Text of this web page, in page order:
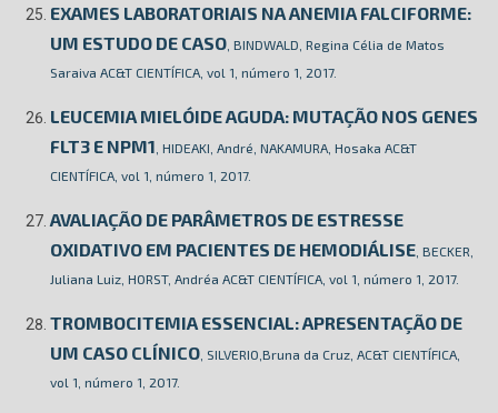
EXAMES LABORATORIAIS NA ANEMIA FALCIFORME:
UM ESTUDO DE CASO , BINDWALD, Regina Célia de Matos
Saraiva AC&T CIENTÍFICA, vol 1, número 1, 2017.
LEUCEMIA MIELÓIDE AGUDA: MUTAÇÃO NOS GENES
FLT3 E NPM1 , HIDEAKI, André, NAKAMURA, Hosaka AC&T
CIENTÍFICA, vol 1, número 1, 2017.
AVALIAÇÃO DE PARÂMETROS DE ESTRESSE
OXIDATIVO EM PACIENTES DE HEMODIÁLISE , BECKER,
Juliana Luiz, HORST, Andréa AC&T CIENTÍFICA, vol 1, número 1, 2017.
TROMBOCITEMIA ESSENCIAL: APRESENTAÇÃO DE
UM CASO CLÍNICO , SILVERIO,Bruna da Cruz, AC&T CIENTÍFICA,
vol 1, número 1, 2017.